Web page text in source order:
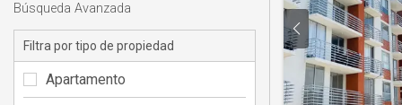
Búsqueda Avanzada
Filtra por tipo de propiedad
Apartamento